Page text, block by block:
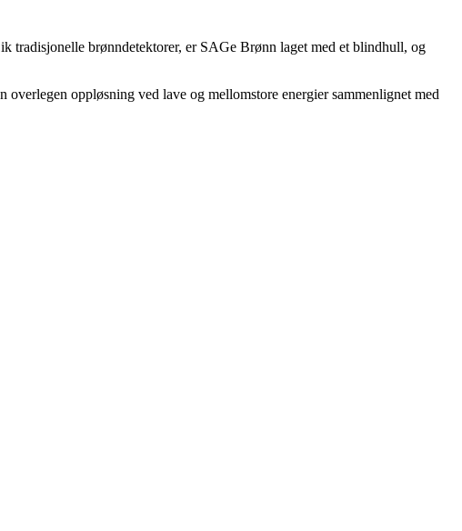
tradisjonelle brønndetektorer, er SAGe Brønn laget med et blindhull, og
oppløsning ved lave og mellomstore energier sammenlignet med